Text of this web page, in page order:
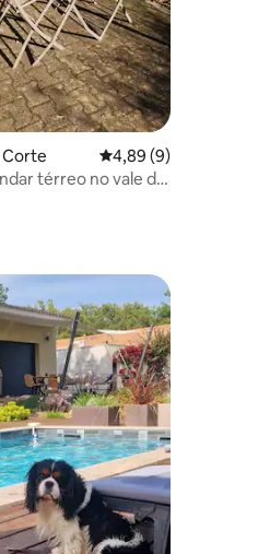
Corte 4,89 de uma
4,89 (9)
térreo no vale da